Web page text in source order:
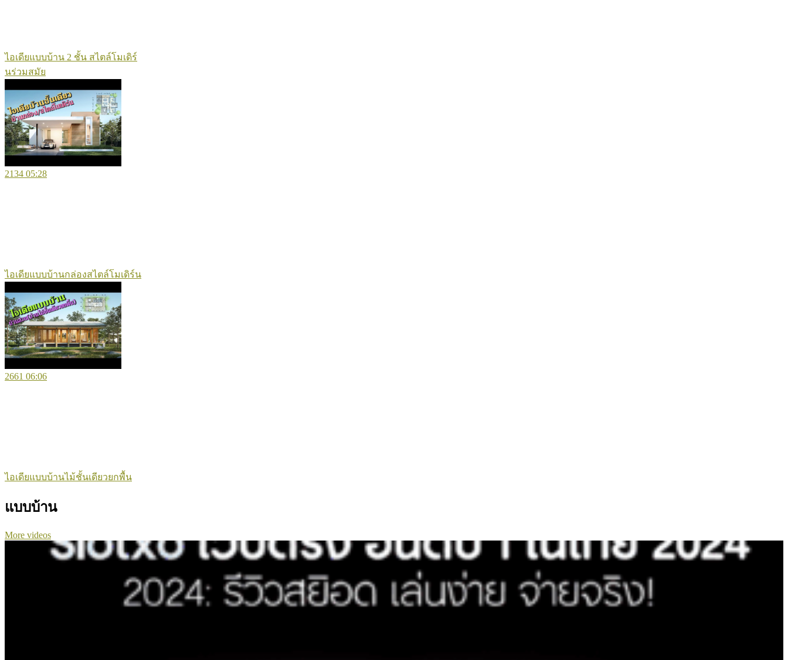
ไอเดียแบบบ้าน 2 ชั้น สไตล์โมเดิร์
นร่วมสมัย
2134 05:28
ไอเดียแบบบ้านกล่องสไตล์โมเดิร์น
2661 06:06
ไอเดียแบบบ้านไม้ชั้นเดียวยกพื้น
แบบบ้าน
More videos